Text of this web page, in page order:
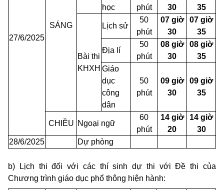
27/6/2025
SÁNG
học
phút
30
35
Bài thi
KHXH
Lịch sử
50
phút
07 giờ
30
07 giờ
35
Địa lí
50
phút
08 giờ
30
08 giờ
35
Giáo
dục
công
dân
50
phút
09 giờ
30
09 giờ
35
CHIỀU Ngoại ngữ
60
phút
14 giờ
20
14 giờ
30
28/6/2025
Dự phòng
b) Lịch thi đối với các thí sinh dự thi với Đề thi của
Chương trình giáo dục phổ thông hiện hành: